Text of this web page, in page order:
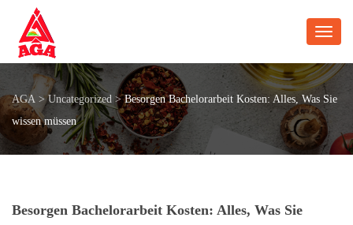
AGA >Uncategorized >Besorgen Bachelorarbeit Kosten: Alles, Was Sie
wissen müssen
Besorgen Bachelorarbeit Kosten: Alles, Was Sie